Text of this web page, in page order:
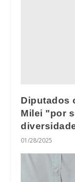
Diputados
Milei "por
01/28/2025